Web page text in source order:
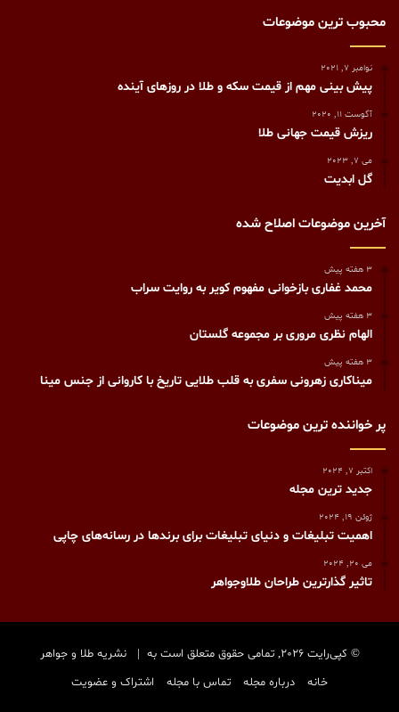
محبوب ترین موضوعات
نوامبر 7, 2021
پیش‌ بینی مهم از قیمت سکه و طلا در روزهای آینده
آگوست 11, 2020
ریزش قیمت جهانی طلا
می 7, 2023
گل ابدیت
آخرین موضوعات اصلاح شده
3 هفته پیش
محمد غفاری بازخوانی مفهوم کویر به روایت سراب
3 هفته پیش
الهام نظری مروری بر مجموعه گلستان
3 هفته پیش
میناکاری زهرونی سفری به قلب طلایی تاریخ با کاروانی از جنس مینا
پر خواننده ترین موضوعات
اکتبر 7, 2024
جدید ترین مجله
ژوئن 19, 2024
اهمیت تبلیغات و دنیای تبلیغات برای برندها در رسانه‌های چاپی
می 20, 2024
تاثیر گذارترین طراحان طلاوجواهر
© کپی‌رایت 2026, تمامی حقوق متعلق است به |
نشریه طلا و جواهر
خانه
درباره مجله تماس با مجله اشتراک و عضویت